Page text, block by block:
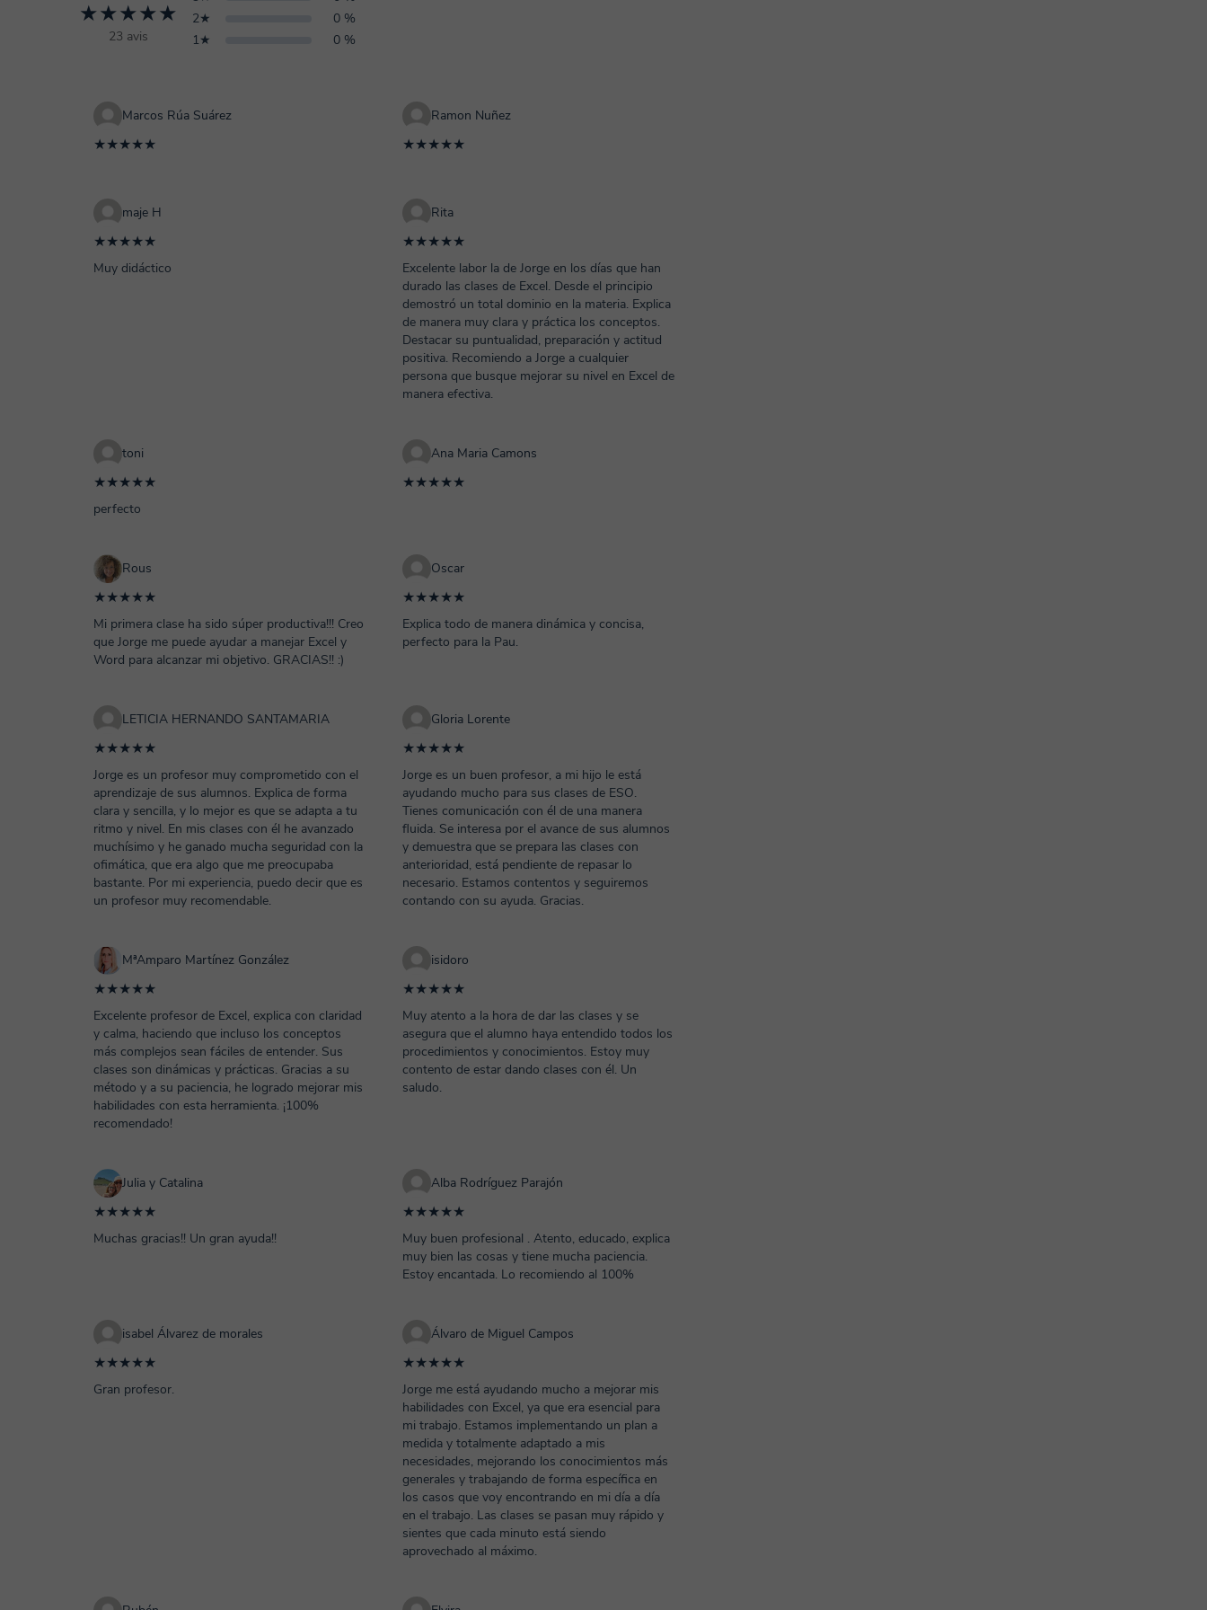
★★★★★
23 avis
2★
0 %
1★
0 %
Marcos Rúa Suárez
★★★★★
Ramon Nuñez
★★★★★
maje H
★★★★★
Muy didáctico
Rita
★★★★★
Excelente labor la de Jorge en los días que han
durado las clases de Excel. Desde el principio
demostró un total dominio en la materia. Explica
de manera muy clara y práctica los conceptos.
Destacar su puntualidad, preparación y actitud
positiva. Recomiendo a Jorge a cualquier
persona que busque mejorar su nivel en Excel de
manera efectiva.
toni
★★★★★
perfecto
Ana Maria Camons
★★★★★
Rous
★★★★★
Mi primera clase ha sido súper productiva!!! Creo
que Jorge me puede ayudar a manejar Excel y
Word para alcanzar mi objetivo. GRACIAS!! :)
Oscar
★★★★★
Explica todo de manera dinámica y concisa,
perfecto para la Pau.
LETICIA HERNANDO SANTAMARIA
★★★★★
Jorge es un profesor muy comprometido con el
aprendizaje de sus alumnos. Explica de forma
clara y sencilla, y lo mejor es que se adapta a tu
ritmo y nivel. En mis clases con él he avanzado
muchísimo y he ganado mucha seguridad con la
ofimática, que era algo que me preocupaba
bastante. Por mi experiencia, puedo decir que es
un profesor muy recomendable.
Gloria Lorente
★★★★★
Jorge es un buen profesor, a mi hijo le está
ayudando mucho para sus clases de ESO.
Tienes comunicación con él de una manera
fluida. Se interesa por el avance de sus alumnos
y demuestra que se prepara las clases con
anterioridad, está pendiente de repasar lo
necesario. Estamos contentos y seguiremos
contando con su ayuda. Gracias.
MªAmparo Martínez González
★★★★★
Excelente profesor de Excel, explica con claridad
y calma, haciendo que incluso los conceptos
más complejos sean fáciles de entender. Sus
clases son dinámicas y prácticas. Gracias a su
método y a su paciencia, he logrado mejorar mis
habilidades con esta herramienta. ¡100%
recomendado!
isidoro
★★★★★
Muy atento a la hora de dar las clases y se
asegura que el alumno haya entendido todos los
procedimientos y conocimientos. Estoy muy
contento de estar dando clases con él. Un
saludo.
Julia y Catalina
★★★★★
Muchas gracias!! Un gran ayuda!!
Alba Rodríguez Parajón
★★★★★
Muy buen profesional . Atento, educado, explica
muy bien las cosas y tiene mucha paciencia.
Estoy encantada. Lo recomiendo al 100%
isabel Álvarez de morales
★★★★★
Gran profesor.
Álvaro de Miguel Campos
★★★★★
Jorge me está ayudando mucho a mejorar mis
habilidades con Excel, ya que era esencial para
mi trabajo. Estamos implementando un plan a
medida y totalmente adaptado a mis
necesidades, mejorando los conocimientos más
generales y trabajando de forma específica en
los casos que voy encontrando en mi día a día
en el trabajo. Las clases se pasan muy rápido y
sientes que cada minuto está siendo
aprovechado al máximo.